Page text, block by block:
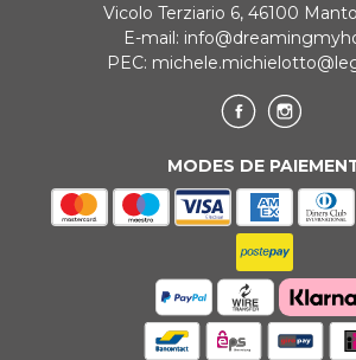
Vicolo Terziario 6, 46100
E-mail:
PEC:
MODES DE